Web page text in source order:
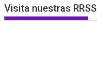
Visita nuestras RRSS